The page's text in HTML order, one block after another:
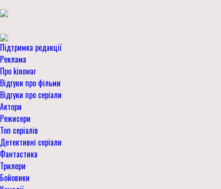
Підтримка редакції
Реклама
Про kinowar
Відгуки про фільми
Відгуки про серіали
Актори
Режисери
Топ серіалів
Детективні серіали
Фантастика
Трилери
Бойовики